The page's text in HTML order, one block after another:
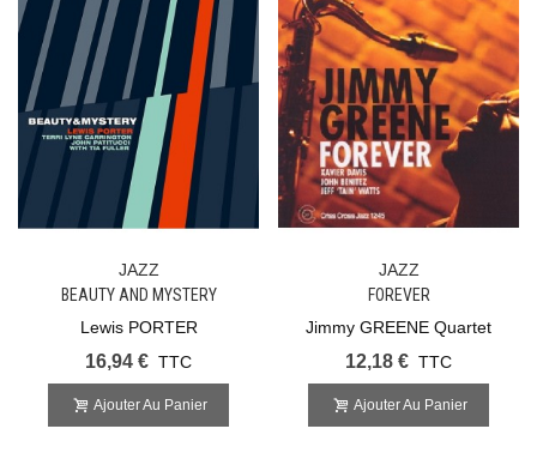
JAZZ
BEAUTY AND MYSTERY
Lewis PORTER
16,94 € TTC
Ajouter Au Panier
JAZZ
FOREVER
Jimmy GREENE Quartet
12,18 € TTC
Ajouter Au Panier